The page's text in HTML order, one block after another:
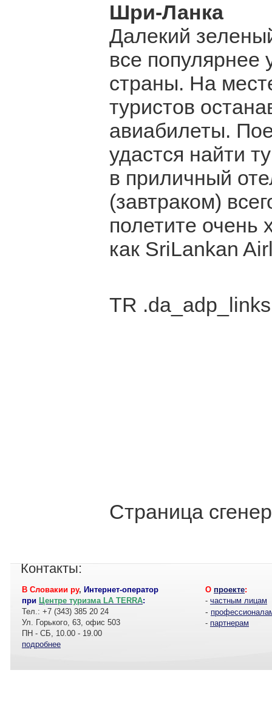
Шри-Ланка
Далекий
все популярнее
страны. На
туристов
авиабилеты.
удастся найти
в приличный
(завтраком)
полетите очень
как SriLankan
TR
Страница
Контакты:
В Словакии ру, Интернет-оператор
при Центре туризма LA TERRA:
Тел.: +7 (343) 385 20 24
Ул. Горького, 63, офис 503
ПН - СБ, 10.00 - 19.00
подробнее
О проекте:
- частным лицам
-
- партнерам